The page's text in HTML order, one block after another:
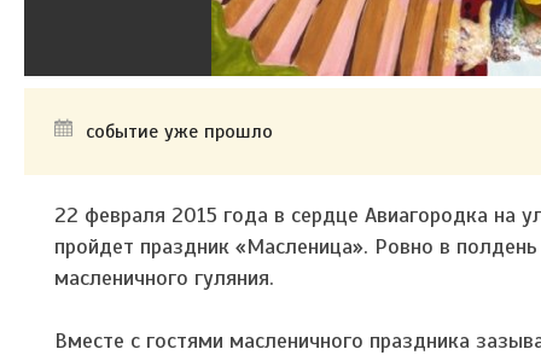
событие уже прошло
22 февраля 2015 года в сердце Авиагородка
пройдет праздник «Масленица». Ровно в
масленичного гуляния.
Вместе с гостями масленичного праздника